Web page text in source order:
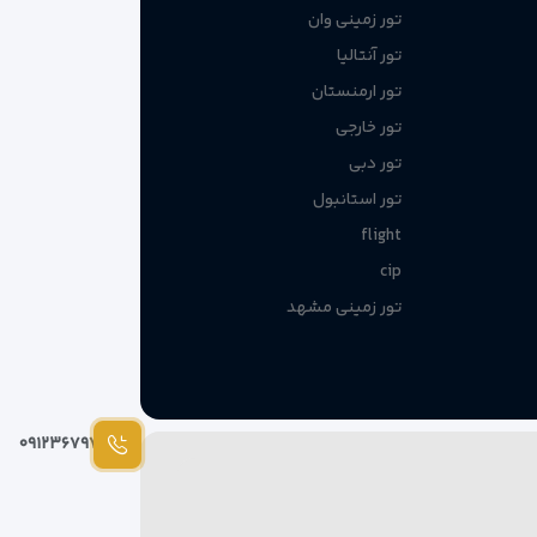
تور زمینی وان
تور آنتالیا
تور ارمنستان
تور خارجی
تور دبی
تور استانبول
flight
cip
تور زمینی مشهد
۰۹۱۲۳۶۷۹۷۸۷